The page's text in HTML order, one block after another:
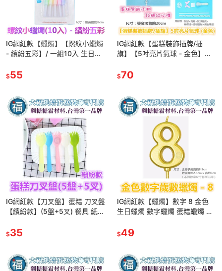
IG網紅款【蠟燭】【螺紋小蠟燭
- 繽紛五彩】/ 一組10入 生日蠟
派對慶生 蠟燭
$55
IG網紅款【蛋糕裝飾插牌/插
旗】【5吋亮片氣球 - 金色】適
裝飾拍照下午茶惠爾通蛋白粉
$70
IG網紅款【刀叉盤】蛋糕 刀叉盤
【繽紛款】(5盤+5叉) 餐具 紙盤
性 免洗餐具
$35
IG網紅款【蠟燭】數字 8 金色
生日蠟燭 數字蠟燭 蛋糕蠟燭 歲
8蠟燭
$49